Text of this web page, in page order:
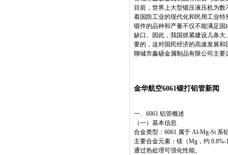
目前，世界上大型锻压液压机为
着国防工业的现代化和民用工业
锻件的品种和产量不仅不能满足
缺口。因此，我国抓紧建设儿条
要的，这对国民经济的高速发展
聊城市鑫硕金属制品有限公司主要
金华航空6061锻打铝管新闻
一、6061 铝管概述
（一）基本信息
合金类型：6061 属于 Al-Mg-Si 系
主要合金元素：镁（Mg，约 0.8%-
通过热处理可强化性能。